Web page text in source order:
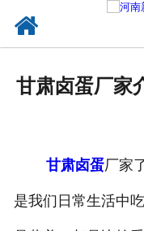
甘肃卤蛋厂家
甘肃卤蛋厂家
是我们日常生活中